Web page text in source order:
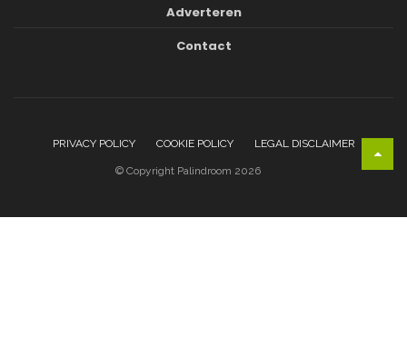
Adverteren
Contact
PRIVACY POLICY COOKIE POLICY LEGAL DISCLAIMER
© Copyright Palindroom 2026